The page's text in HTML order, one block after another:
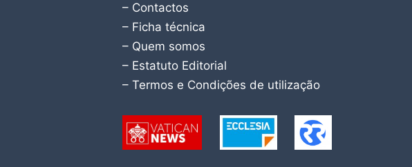
– Contactos
– Ficha técnica
– Quem somos
– Estatuto Editorial
– Termos e Condições de utilização